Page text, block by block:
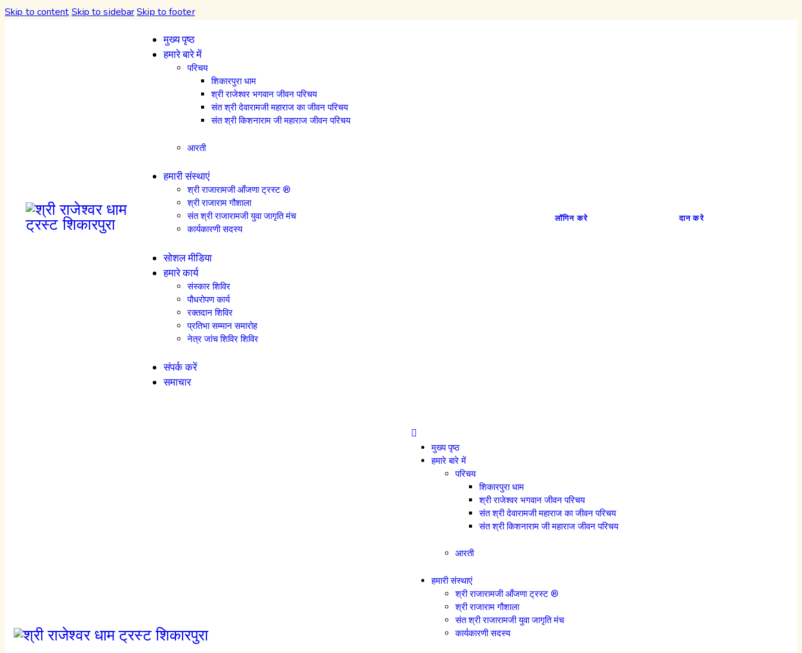
Skip to content Skip to sidebarSkip to footer
मुख्य पृष्ठ
हमारे बारे में
परिचय
शिकारपुरा धाम
श्री राजेश्वर भगवान जीवन परिचय
संत श्री देवारामजी महाराज का जीवन परिचय
संत श्री किशनाराम जी महाराज जीवन परिचय
आरती
हमारी संस्थाएं
श्री राजारामजी आँजणा ट्रस्ट ®
श्री राजाराम गौशाला
संत श्री राजारामजी युवा जागृति मंच
कार्यकारणी सदस्य
सोशल मीडिया
हमारे कार्य
संस्कार शिविर
पौधरोपण कार्य
रक्तदान शिविर
प्रतिभा सम्मान समारोह
नेत्र जांच शिविर शिविर
संपर्क करें
समाचार
लॉगिन करे दान करे
मुख्य पृष्ठ
हमारे बारे में
परिचय
शिकारपुरा धाम
श्री राजेश्वर भगवान जीवन परिचय
संत श्री देवारामजी महाराज का जीवन परिचय
संत श्री किशनाराम जी महाराज जीवन परिचय
आरती
हमारी संस्थाएं
श्री राजारामजी आँजणा ट्रस्ट ®
श्री राजाराम गौशाला
संत श्री राजारामजी युवा जागृति मंच
कार्यकारणी सदस्य